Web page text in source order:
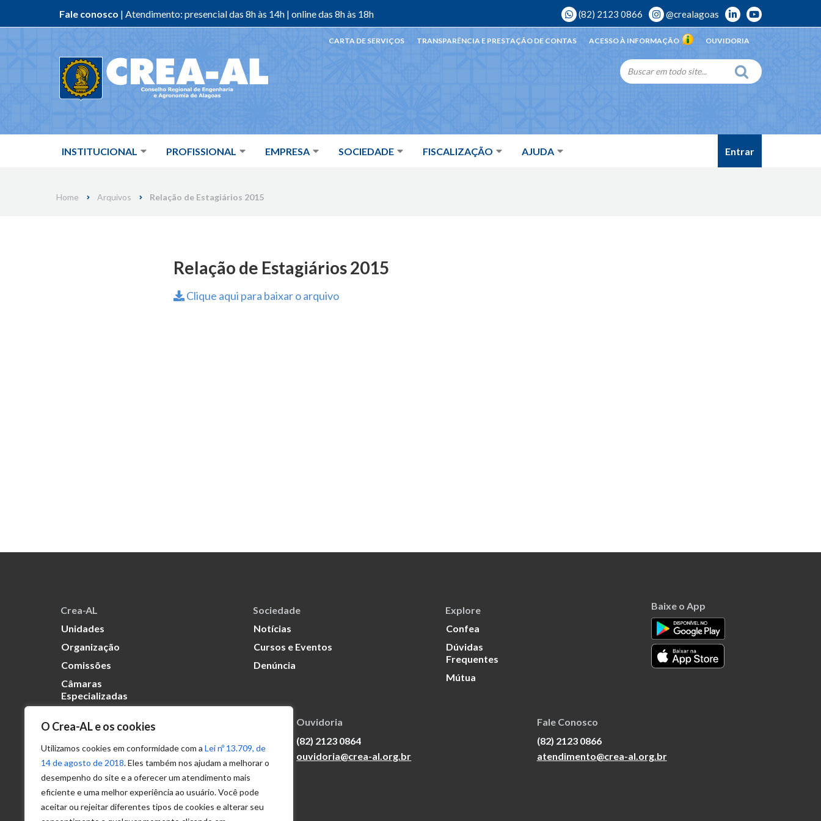
O Crea-AL e os cookies
Utilizamos cookies em conformidade com a Lei nº 13.709, de
14 de agosto de 2018. Eles também nos ajudam a melhorar o
desempenho do site e a oferecer um atendimento mais
eficiente e uma melhor experiência ao usuário. Você pode
aceitar ou rejeitar diferentes tipos de cookies e alterar seu
Fale conosco | Atendimento: presencial das 8h às 14h | online das 8h às 18h (82) 2123 0866 @crealagoas
INSTITUCIONAL PROFISSIONAL EMPRESA SOCIEDADE FISCALIZAÇÃO AJUDA
OUVIDORIA
ACESSO À INFORMAÇÃO
TRANSPARÊNCIA E PRESTAÇÃO DE CONTAS
CARTA DE SERVIÇOS
Entrar
Home Arquivos Relação de Estagiários 2015
Relação de Estagiários 2015
Clique aqui para baixar o arquivo
Crea-AL
Unidades
Organização
Comissões
Câmaras
Especializadas
Sociedade
Notícias
Cursos e Eventos
Denúncia
Explore
Confea
Dúvidas
Frequentes
Mútua
Baixe o App
Transparência
Portal
Acesso à
Informação
Política de
Privacidade de
Dados
Ouvidoria
(82) 2123 0864
ouvidoria@crea-al.org.br
Fale Conosco
(82) 2123 0866
atendimento@crea-al.org.br